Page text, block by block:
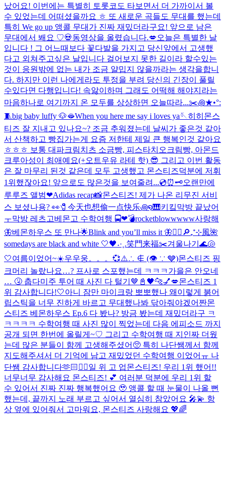
났어요! 이번에는 특별히 토롯코도 타보면서 더 가까이서 볼
수 있었는데 어떠셨을까요 ㅎ 또 새로운 곡들도 무대를 했는데
특히 We go up 앵콜 무대가 진짜 재밌더라구요! 앞으로 남은
무대에서 봬요 ♡💀동영상을 올렸습니다.💋오늘은 특별한 날
입니다 ! 그 어느때보다 꽃다발을 가지고 당신앞에서 고생했
다고 외쳐주고싶은 날입니다 걸어보지 못한 길이라 할수있는
것이 응원밖에 없는 내가 조금 얄밉지 않을까라는 생각을합니
다. 하지만 이런 나에게라도 투정을 부려 당신의 긴장이 풀릴
수있다면 다행입니다! 속앓이하며 그래도 어떡해 해야지라는
마음하나로 여기까지 온 모두를 상상하면 오늘따라...✂️꩜★•°:
🧵big baby luffy 🐶🫦When you here me say i loves ya🪡히히 몬스
티즈 잘 지내고 있나요~? 조금 추워졌는데 날씨가 좋은것 같아
서 산책하고 빵집가는게 요즘 저한테 제일 큰 행복인것 같아요
ㅎㅎㅎ 보통 대파크림치츠 소금빵, 피스타치오크림빵, 아몬드
크루아성이 최애예요(+오트우유 라테 핫) 😎 그리고 이번 활동
은 잘 마무리 된것 같은데 모두 고생했고 몬스티즈덕분에 저휘
1위했잖아요! 앞으로도 많은것을 보여줄려...💿⏰🗝️오랜만에
루루즈 앨범❤︎Adidas recap📸몬스티즈! 제가 나온 리무진 서비
스 보셨나용? 👀🧷今天也想偷一点快乐꩜໑🎹키킼막방 끝났어
ㅜ막방 레츠고베몬고 수학여행 🚍❤︎💣rocketblowwwww사랑해
🦋베몬하우스 또 만나🌟Blink and you’ll miss it 🦋❤️‍🔥 🔎₊⁺⊹風🌺
somedays are black and white 🤍🖤˖·˳.笑門来福✂️겨울나기 🌊🐚
🤍여름이었어~☀️우우웅。。。💞⚠️∴ ∉ (👁 ∵ 🩶)몬스티즈 핑
크머리 놀랐나요…? 프사로 스포했는데 ㅋㅋㅋ 가을은 안오네
… 🤧 춥다미주 투어 때 사진 다 털기🤎 📓🖤🐆💅💋몬스티즈 1
위 감사합니다!🤍아니 잠만 마이크랑 뽀뽀했나 왜이렇게 붉어
립스틱을 너무 진하게 바르고 무대했나봐 닦아줘야겠어 짠몬
스티즈 베몬하우스 Ep.6 다 봤나? 방금 봤는데 재밌더라구 ㅋ
ㅋㅋㅋㅋ 수학여행 때 사진 많이 찍었는데 다음 에피소드 까지
공개 되면 한번에 올릴게~♡ 그리고 수학여행 때 지인짜 더웠
는데 많은 분들이 함께 고생해주셨어🥺 특히 나단쌤께서 함께
지도해주셔서 더 기억에 남고 재밌었던 수학여행 이었어ㅠ 나
단쌤 감사합니다🫶🏻 ❤️‍🔥일 위 고 업몬스티즈! 우리 1위 했어!!
너무너무 감사해요 몬스티즈! 💕 여러분 덕분에 우리 1위 할
수 있어서 진짜 진짜 행복했어요 🥹 앵콜 할 때 눈물이 나올 뻔
했는데, 끝까지 노래 부르고 싶어서 열심히 참았어요 🎤💫 항
상 옆에 있어줘서 고마워요, 몬스티즈 사랑해요 💖🌈